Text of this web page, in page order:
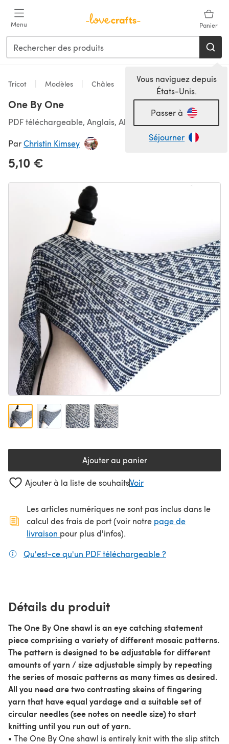
Menu Panier
Vous naviguez depuis
États-Unis.
Passer à
Séjourner
Tricot Modèles Châles
One By One
PDF téléchargeable, Anglais, Allemand
ParChristin Kimsey
5,10 €
Ajouter au panier
Ajouter à la liste de souhaitsVoir
Les articles numériques ne sont pas inclus dans le
calcul des frais de port (voir notre page de
livraison (s'ouvre dans un nouvel onglet)
pour plus d'infos).
Qu'est-ce qu'un PDF téléchargeable ?
Détails du produit
The One By One shawl is an eye catching statement
piece comprising a variety of different mosaic patterns.
The pattern is designed to be adjustable for different
amounts of yarn / size adjustable simply by repeating
the series of mosaic patterns as many times as desired.
All you need are two contrasting skeins of fingering
yarn that have equal yardage and a suitable set of
circular needles (see notes on needle size) to start
knitting until you run out of yarn.
• The One By One shawl is entirely knit with the slip stitch